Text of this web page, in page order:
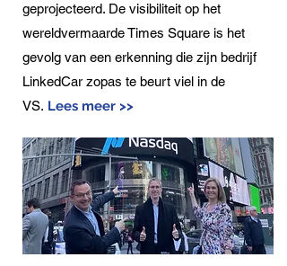
geprojecteerd. De visibiliteit op het
wereldvermaarde Times Square is het
gevolg van een erkenning die zijn bedrijf
LinkedCar zopas te beurt viel in de
VS. Lees meer >>